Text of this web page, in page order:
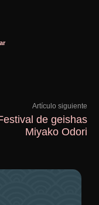
Artículo siguiente
de geishas
Miyako Odori